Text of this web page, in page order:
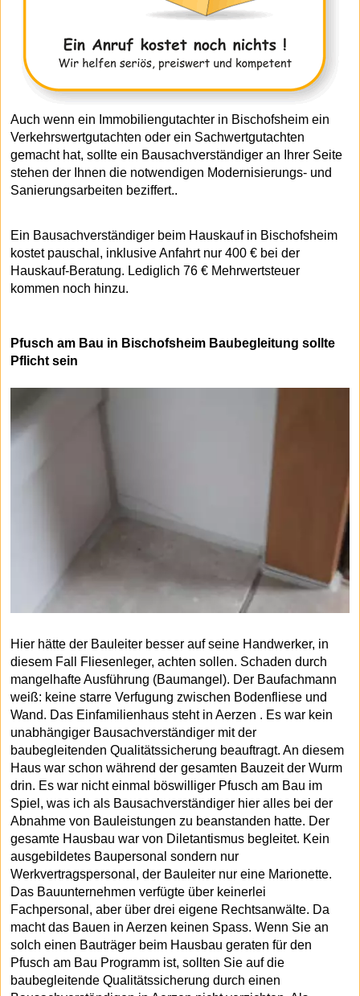
Auch wenn ein Immobiliengutachter in Bischofsheim ein
Verkehrswertgutachten oder ein Sachwertgutachten
gemacht hat, sollte ein Bausachverständiger an Ihrer Seite
stehen der Ihnen die notwendigen Modernisierungs- und
Sanierungsarbeiten beziffert..
Ein Bausachverständiger beim Hauskauf in Bischofsheim
kostet pauschal, inklusive Anfahrt nur 400 € bei der
Hauskauf-Beratung. Lediglich 76 € Mehrwertsteuer
kommen noch hinzu.
Pfusch am Bau in Bischofsheim Baubegleitung sollte
Pflicht sein
Hier hätte der Bauleiter besser auf seine Handwerker, in
diesem Fall Fliesenleger, achten sollen. Schaden durch
mangelhafte Ausführung (Baumangel). Der Baufachmann
weiß: keine starre Verfugung zwischen Bodenfliese und
Wand. Das Einfamilienhaus steht in Aerzen . Es war kein
unabhängiger Bausachverständiger mit der
baubegleitenden Qualitätssicherung beauftragt. An diesem
Haus war schon während der gesamten Bauzeit der Wurm
drin. Es war nicht einmal böswilliger Pfusch am Bau im
Spiel, was ich als Bausachverständiger hier alles bei der
Abnahme von Bauleistungen zu beanstanden hatte. Der
gesamte Hausbau war von Diletantismus begleitet. Kein
ausgebildetes Baupersonal sondern nur
Werkvertragspersonal, der Bauleiter nur eine Marionette.
Das Bauunternehmen verfügte über keinerlei
Fachpersonal, aber über drei eigene Rechtsanwälte. Da
macht das Bauen in Aerzen keinen Spass. Wenn Sie an
solch einen Bauträger beim Hausbau geraten für den
Pfusch am Bau Programm ist, sollten Sie auf die
baubegleitende Qualitätssicherung durch einen